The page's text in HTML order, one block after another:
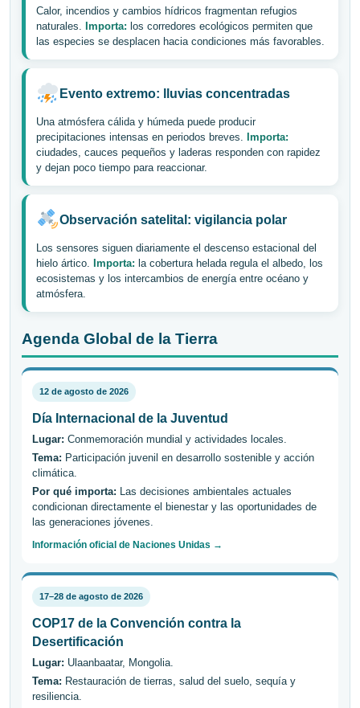
Calor, incendios y cambios hídricos fragmentan refugios
naturales. Importa: los corredores ecológicos permiten que
las especies se desplacen hacia condiciones más favorables.
Evento extremo: lluvias concentradas
Una atmósfera cálida y húmeda puede producir
precipitaciones intensas en periodos breves. Importa:
ciudades, cauces pequeños y laderas responden con rapidez
y dejan poco tiempo para reaccionar.
Observación satelital: vigilancia polar
Los sensores siguen diariamente el descenso estacional del
hielo ártico. Importa: la cobertura helada regula el albedo, los
ecosistemas y los intercambios de energía entre océano y
atmósfera.
Agenda Global de la Tierra
12 de agosto de 2026
Día Internacional de la Juventud
Lugar: Conmemoración mundial y actividades locales.
Tema: Participación juvenil en desarrollo sostenible y acción
climática.
Por qué importa: Las decisiones ambientales actuales
condicionan directamente el bienestar y las oportunidades de
las generaciones jóvenes.
Información oficial de Naciones Unidas →
17–28 de agosto de 2026
COP17 de la Convención contra la
Desertificación
Lugar: Ulaanbaatar, Mongolia.
Tema: Restauración de tierras, salud del suelo, sequía y
resiliencia.